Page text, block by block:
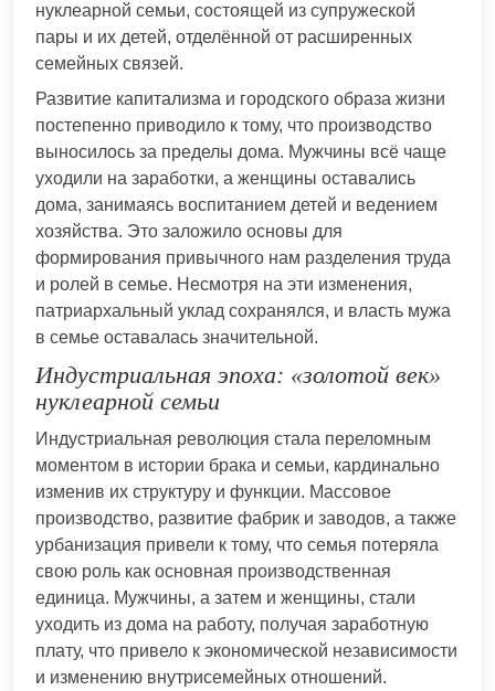
нуклеарной семьи, состоящей из супружеской
пары и их детей, отделённой от расширенных
семейных связей.
Развитие капитализма и городского образа жизни
постепенно приводило к тому, что производство
выносилось за пределы дома. Мужчины всё чаще
уходили на заработки, а женщины оставались
дома, занимаясь воспитанием детей и ведением
хозяйства. Это заложило основы для
формирования привычного нам разделения труда
и ролей в семье. Несмотря на эти изменения,
патриархальный уклад сохранялся, и власть мужа
в семье оставалась значительной.
Индустриальная эпоха: «золотой век»
нуклеарной семьи
Индустриальная революция стала переломным
моментом в истории брака и семьи, кардинально
изменив их структуру и функции. Массовое
производство, развитие фабрик и заводов, а также
урбанизация привели к тому, что семья потеряла
свою роль как основная производственная
единица. Мужчины, а затем и женщины, стали
уходить из дома на работу, получая заработную
плату, что привело к экономической независимости
и изменению внутрисемейных отношений.